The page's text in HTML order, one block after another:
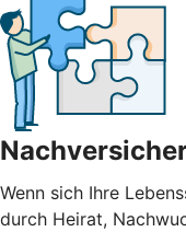
Wenn sich Ihre
durch Heirat,